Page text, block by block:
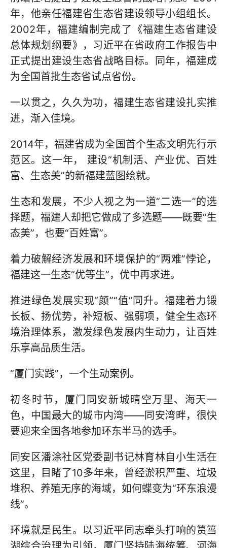
年，他亲任福建省生态省建设领导小组组长。
2002年，福建编制完成了《福建生态省建设
总体规划纲要》，习近平在省政府工作报告中
正式提出建设生态省战略目标。同年，福建成
为全国首批生态省试点省份。
一以贯之，久久为功，福建生态省建设扎实推
进，渐入佳境。
2014年，福建省成为全国首个生态文明先行示
范区。这一年， 建设“机制活、产业优、百姓
富、生态美”的新福建蓝图绘就。
生态和发展，不少人视之为一道“二选一”的选
择题，福建人却把它做成了多选题——既要“生
态美”，也要“百姓富”。
着力破解经济发展和环境保护的“两难”悖论，
福建这一生态“优等生”，优中再求进。
推进绿色发展实现“颜”“值”同升。福建着力锻
长板、扬优势，补短板、强弱项，健全生态环
境治理体系，激发绿色发展内生动力，让百姓
乐享高品质生活。
“厦门实践”，一个生动案例。
初冬时节，厦门同安新城晴空万里、海天一
色，中国最大的城市内湾——同安湾畔，很快
要迎来全国各地参加环东半马的选手。
同安区潘涂社区党委副书记林育林自小生活在
这里，目睹了10多年来，曾经淤积严重、垃圾
堆积、养殖无序的海域，如何蝶变为“环东浪漫
线”。
环境就是民生。以习近平同志牵头打响的筼筜